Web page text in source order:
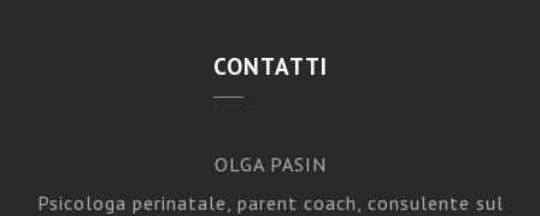
CONTATTI
OLGA PASIN
Psicologa perinatale, parent coach, consulente sul